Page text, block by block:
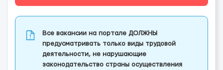
Все вакансии на портале ДОЛЖНЫ
предусматривать только виды трудовой
деятельности, не нарушающие
законодательство страны осуществления